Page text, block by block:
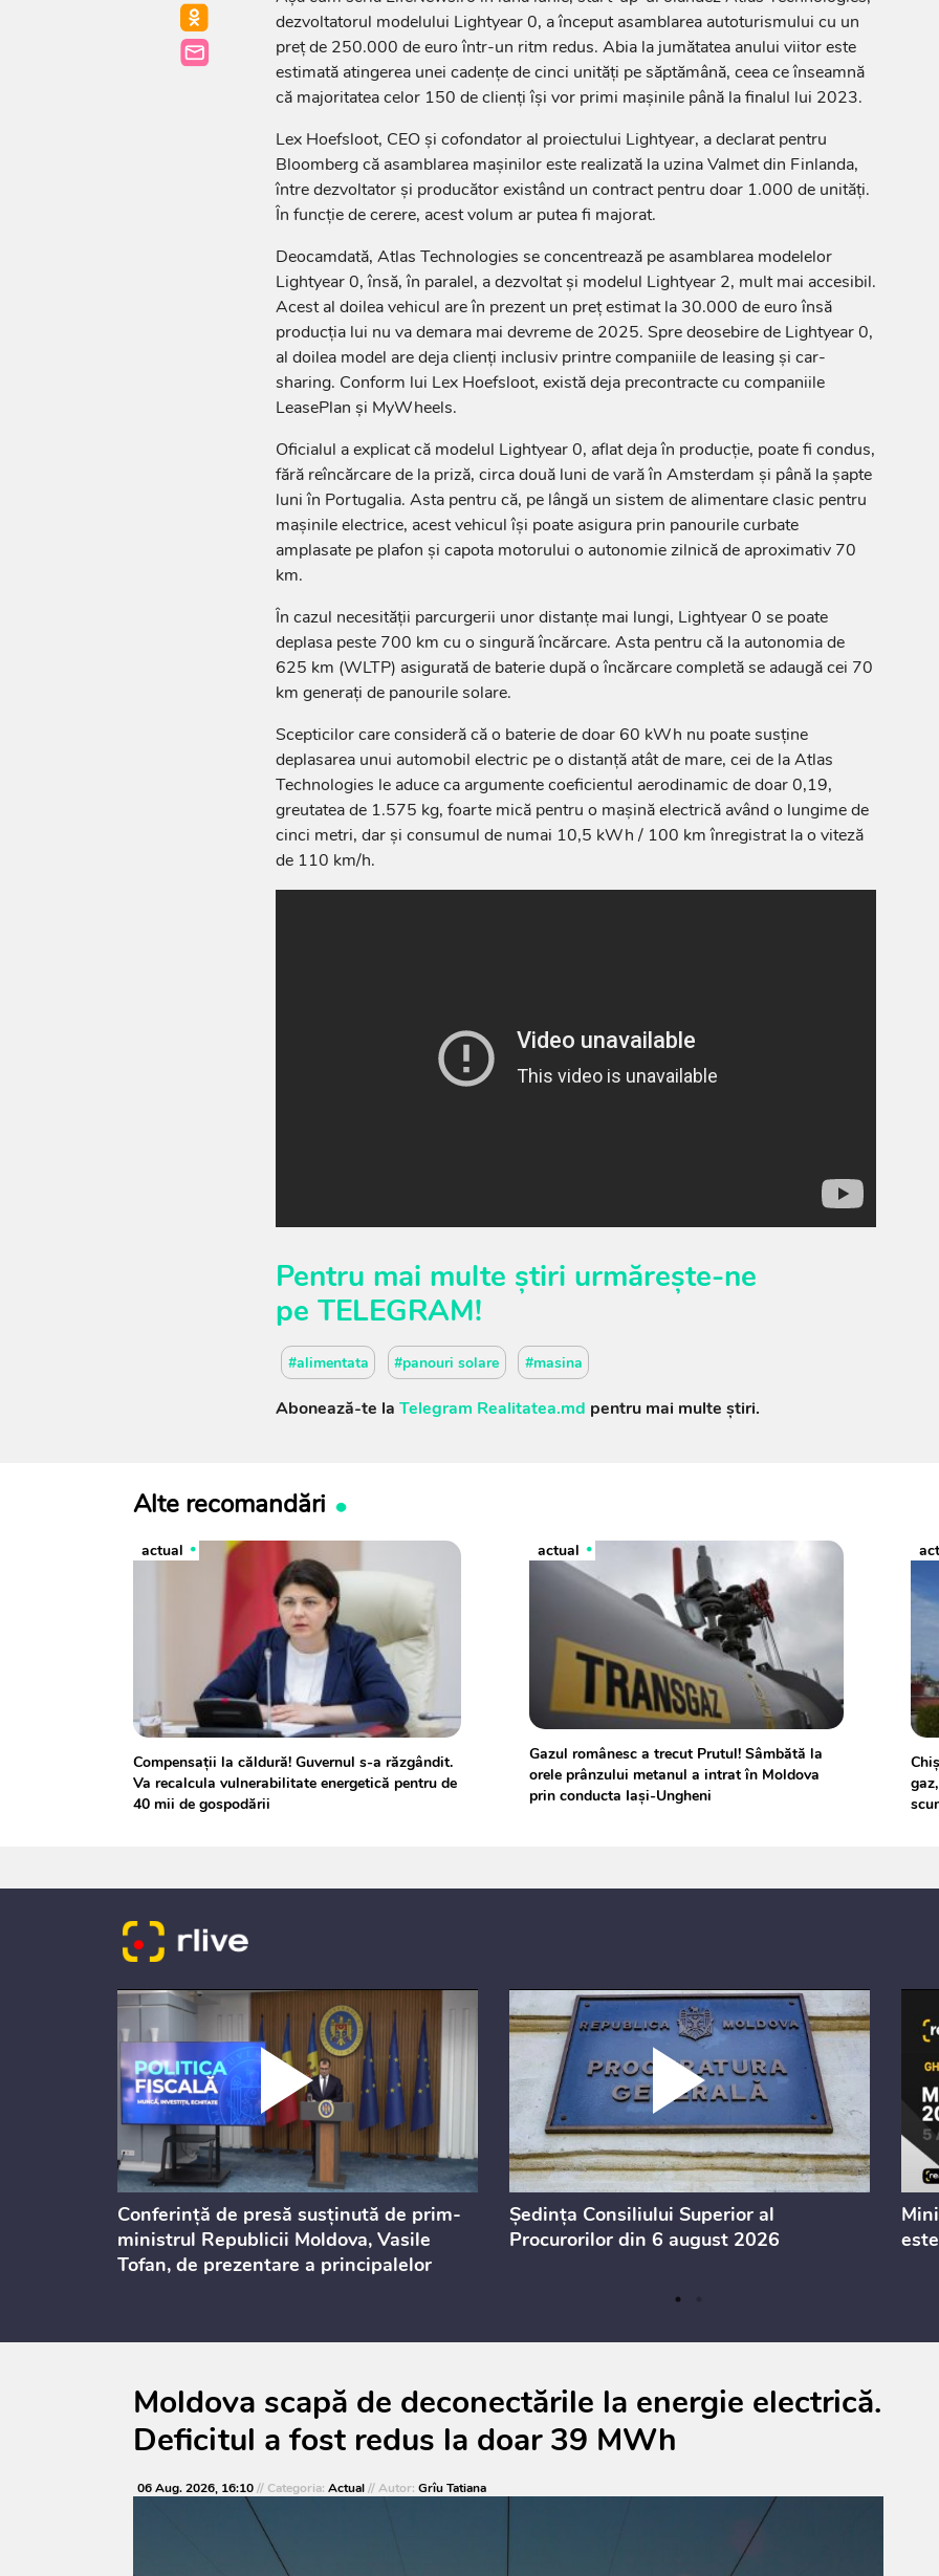
dezvoltatorul modelului Lightyear 0, a început asamblarea autoturismului cu un
preț de 250.000 de euro într-un ritm redus. Abia la jumătatea anului viitor este
estimată atingerea unei cadențe de cinci unități pe săptămână, ceea ce înseamnă
că majoritatea celor 150 de clienți își vor primi mașinile până la finalul lui 2023.
Lex Hoefsloot, CEO și cofondator al proiectului Lightyear, a declarat pentru
Bloomberg că asamblarea mașinilor este realizată la uzina Valmet din Finlanda,
între dezvoltator și producător existând un contract pentru doar 1.000 de unități.
În funcție de cerere, acest volum ar putea fi majorat.
Deocamdată, Atlas Technologies se concentrează pe asamblarea modelelor
Lightyear 0, însă, în paralel, a dezvoltat și modelul Lightyear 2, mult mai accesibil.
Acest al doilea vehicul are în prezent un preț estimat la 30.000 de euro însă
producția lui nu va demara mai devreme de 2025. Spre deosebire de Lightyear 0,
al doilea model are deja clienți inclusiv printre companiile de leasing și car-
sharing. Conform lui Lex Hoefsloot, există deja precontracte cu companiile
LeasePlan și MyWheels.
Oficialul a explicat că modelul Lightyear 0, aflat deja în producție, poate fi condus,
fără reîncărcare de la priză, circa două luni de vară în Amsterdam și până la șapte
luni în Portugalia. Asta pentru că, pe lângă un sistem de alimentare clasic pentru
mașinile electrice, acest vehicul își poate asigura prin panourile curbate
amplasate pe plafon și capota motorului o autonomie zilnică de aproximativ 70
km.
În cazul necesității parcurgerii unor distanțe mai lungi, Lightyear 0 se poate
deplasa peste 700 km cu o singură încărcare. Asta pentru că la autonomia de
625 km (WLTP) asigurată de baterie după o încărcare completă se adaugă cei 70
km generați de panourile solare.
Scepticilor care consideră că o baterie de doar 60 kWh nu poate susține
deplasarea unui automobil electric pe o distanță atât de mare, cei de la Atlas
Technologies le aduce ca argumente coeficientul aerodinamic de doar 0,19,
greutatea de 1.575 kg, foarte mică pentru o mașină electrică având o lungime de
cinci metri, dar și consumul de numai 10,5 kWh / 100 km înregistrat la o viteză
de 110 km/h.
Pentru mai multe știri urmărește-ne
pe TELEGRAM!
#alimentata #panouri solare #masina
Abonează-te la Telegram Realitatea.md pentru mai multe știri.
Alte recomandări
actual
Compensații la căldură! Guvernul s-a răzgândit.
Va recalcula vulnerabilitate energetică pentru de
40 mii de gospodării
actual
Gazul românesc a trecut Prutul! Sâmbătă la
orele prânzului metanul a intrat în Moldova
prin conducta Iaşi-Ungheni
Conferință de presă susținută de prim-
ministrul Republicii Moldova, Vasile
Tofan, de prezentare a principalelor
consultărilor publice
Ședința Consiliului Superior al
Procurorilor din 6 august 2026
Moldova scapă de deconectările la energie electrică.
Deficitul a fost redus la doar 39 MWh
06 Aug. 2026, 16:10// Categoria: Actual// Autor: Grîu Tatiana